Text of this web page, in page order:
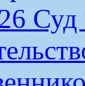
Суд